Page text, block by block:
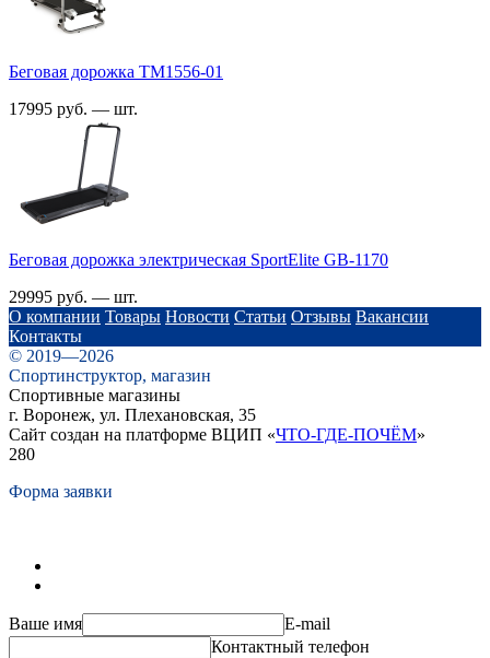
Беговая дорожка TM1556-01
17995 руб. — шт.
Беговая дорожка электрическая SportElite GB-1170
29995 руб. — шт.
О компании Товары Новости Статьи Отзывы Вакансии
Контакты
© 2019—2026
Спортинструктор, магазин
Спортивные магазины
г. Воронеж, ул. Плехановская, 35
Сайт создан на платформе ВЦИП «ЧТО-ГДЕ-ПОЧЁМ»
280
Форма заявки
Ваше имя
E-mail
Контактный телефон